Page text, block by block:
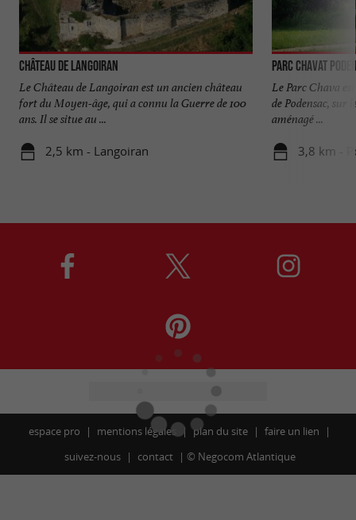
Château de Langoiran
Le Château de Langoiran est un ancien château
fort du Moyen-âge, qui a connu la Guerre de 100
ans. Il se situe au ...
2,5 km - Langoiran
Parc Chavat
Le Parc Chava
de Podensac, sur
aménagé ...
3,8 km -
espace pro mentions légales plan du site
faire un lien
suivez-nous
contact © Negocom Atlantique